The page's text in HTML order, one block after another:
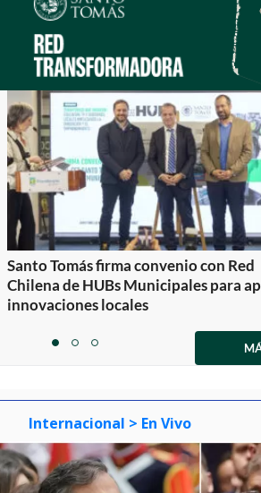
Santo Tomás firma convenio con Red
Chilena de HUBs Municipales para
innovaciones locales
itemitemitem
Internacional > En Vivo